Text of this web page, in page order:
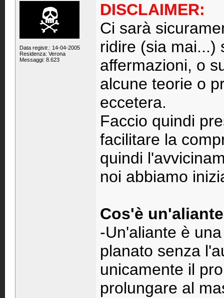
Data registr.: 14-04-2005
Residenza: Verona
Messaggi: 8.623
DISCLAIMER:
Ci sarà
ridire (sia mai...)
affermazioni, o
alcune teorie o
eccetera.
Faccio quindi
facilitare la
quindi
noi abbiamo
Cos'è
-Un'aliante è
planato senza
unicamente il
prolungare al